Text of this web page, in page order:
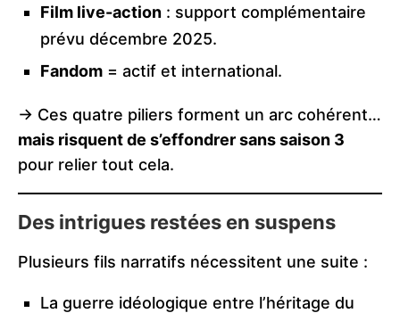
Film live-action : support complémentaire
prévu décembre 2025.
Fandom = actif et international.
-> Ces quatre piliers forment un arc cohérent…
mais risquent de s’effondrer sans saison 3
pour relier tout cela.
Des intrigues restées en suspens
Plusieurs fils narratifs nécessitent une suite :
La guerre idéologique entre l’héritage du